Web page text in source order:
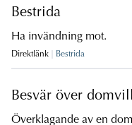
Bestrida
Ha invändning mot.
Direktlänk Bestrida
Besvär över
Överklagande av en